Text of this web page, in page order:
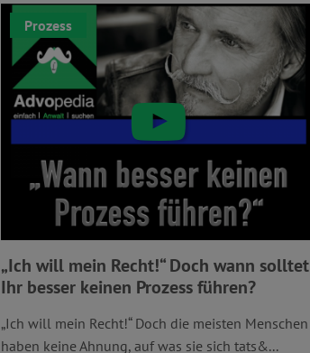
Prozess
„Ich will mein Recht!“ Doch wann solltet
Ihr besser keinen Prozess führen?
„Ich will mein Recht!“ Doch die meisten Menschen
haben keine Ahnung, auf was sie sich tats&...